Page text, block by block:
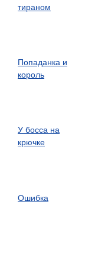
тираном
Попаданка и
король
У босса на
крючке
Ошибка